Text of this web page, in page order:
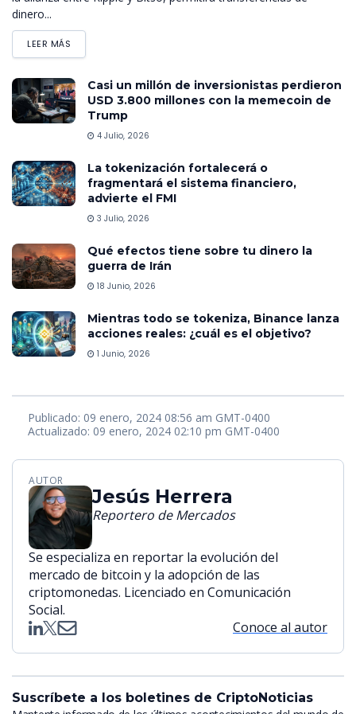
dinero...
LEER MÁS
Casi un millón de inversionistas perdieron
USD 3.800 millones con la memecoin de
Trump
4 Julio, 2026
La tokenización fortalecerá o
fragmentará el sistema financiero,
advierte el FMI
3 Julio, 2026
Qué efectos tiene sobre tu dinero la
guerra de Irán
18 Junio, 2026
Mientras todo se tokeniza, Binance lanza
acciones reales: ¿cuál es el objetivo?
1 Junio, 2026
Publicado: 09 enero, 2024 08:56 am GMT-0400
Actualizado: 09 enero, 2024 02:10 pm GMT-0400
AUTOR
Jesús Herrera
Reportero de Mercados
Se especializa en reportar la evolución del
mercado de bitcoin y la adopción de las
criptomonedas. Licenciado en Comunicación
Social.
Conoce al autor
Suscríbete a los boletines de CriptoNoticias